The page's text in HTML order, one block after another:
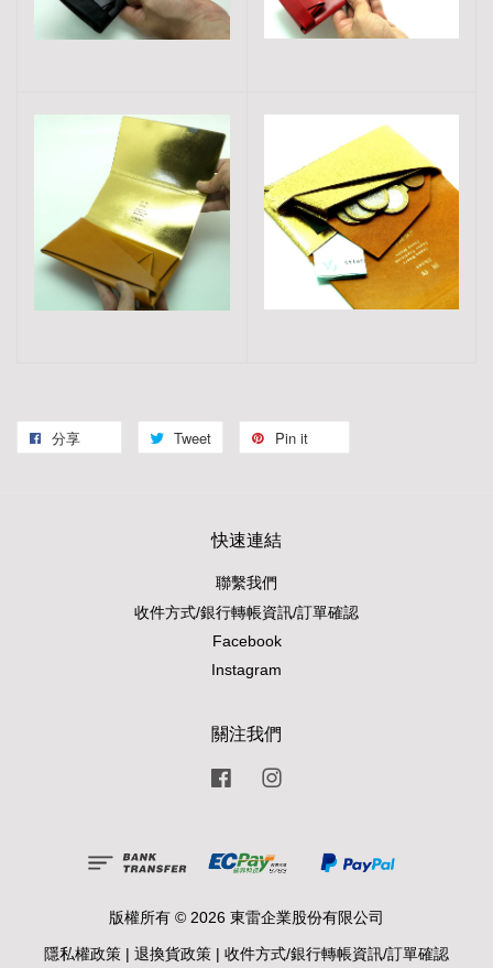
分享 Tweet Pin it
快速連結
聯繫我們
收件方式/銀行轉帳資訊/訂單確認
Facebook
Instagram
關注我們
Facebook
版權所有 © 2026 東雷企業股份有限公司
隱私權政策 | 退換貨政策 | 收件方式/銀行轉帳資訊/訂單確認